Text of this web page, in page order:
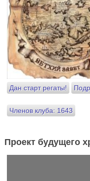
Дан старт регаты!
Членов клуба: 1643
Проект будущего